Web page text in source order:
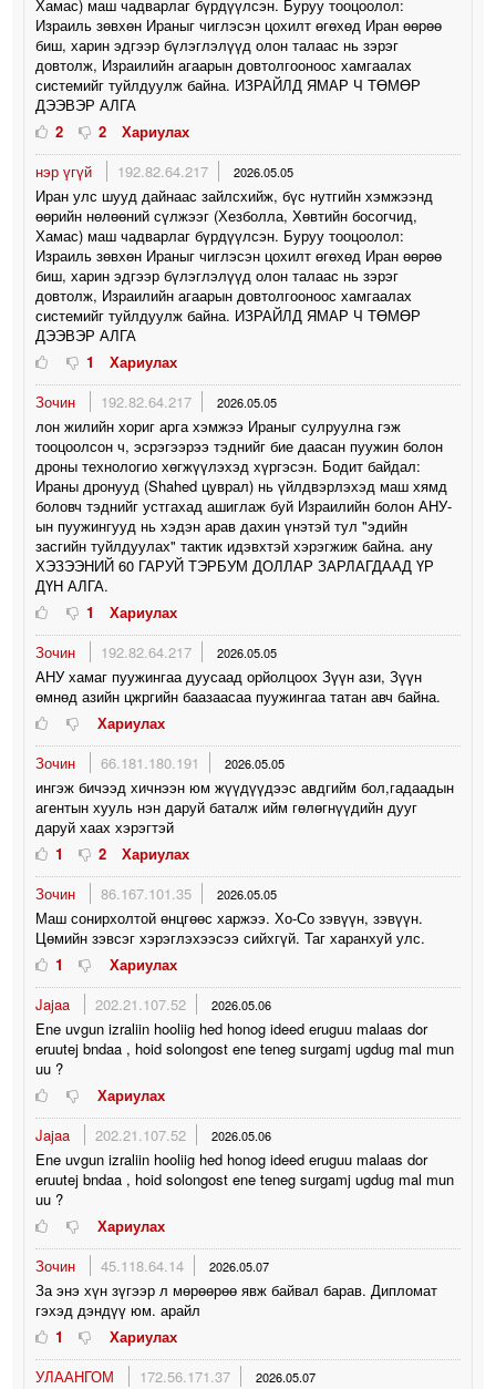
Хамас) маш чадварлаг бүрдүүлсэн. Буруу тооцоолол:
Израиль зөвхөн Ираныг чиглэсэн цохилт өгөхөд Иран өөрөө
биш, харин эдгээр бүлэглэлүүд олон талаас нь зэрэг
довтолж, Израилийн агаарын довтолгооноос хамгаалах
системийг туйлдуулж байна. ИЗРАЙЛД ЯМАР Ч ТӨМӨР
ДЭЭВЭР АЛГА
2
2
Хариулах
нэр үгүй
192.82.64.217 2026.05.05
Иран улс шууд дайнаас зайлсхийж, бүс нутгийн хэмжээнд
өөрийн нөлөөний сүлжээг (Хезболла, Хөвтийн босогчид,
Хамас) маш чадварлаг бүрдүүлсэн. Буруу тооцоолол:
Израиль зөвхөн Ираныг чиглэсэн цохилт өгөхөд Иран өөрөө
биш, харин эдгээр бүлэглэлүүд олон талаас нь зэрэг
довтолж, Израилийн агаарын довтолгооноос хамгаалах
системийг туйлдуулж байна. ИЗРАЙЛД ЯМАР Ч ТӨМӨР
ДЭЭВЭР АЛГА
1
Хариулах
Зочин
192.82.64.217 2026.05.05
лон жилийн хориг арга хэмжээ Ираныг сулруулна гэж
тооцоолсон ч, эсрэгээрээ тэднийг бие даасан пуужин болон
дроны технологио хөгжүүлэхэд хүргэсэн. Бодит байдал:
Ираны дронууд (Shahed цуврал) нь үйлдвэрлэхэд маш хямд
боловч тэднийг устгахад ашиглаж буй Израилийн болон АНУ-
ын пуужингууд нь хэдэн арав дахин үнэтэй тул "эдийн
засгийн туйлдуулах" тактик идэвхтэй хэрэгжиж байна. ану
ХЭЗЭЭНИЙ 60 ГАРУЙ ТЭРБУМ ДОЛЛАР ЗАРЛАГДААД ҮР
ДҮН АЛГА.
1
Хариулах
Зочин
192.82.64.217 2026.05.05
АНУ хамаг пуужингаа дуусаад орйолцоох Зүүн ази, Зүүн
өмнөд азийн цжргийн баазаасаа пуужингаа татан авч байна.
Хариулах
Зочин
66.181.180.191 2026.05.05
ингэж бичээд хичнээн юм жүүдүүдээс авдгийм бол,гадаадын
агентын хууль нэн даруй баталж ийм гөлөгнүүдийн дууг
даруй хаах хэрэгтэй
1
2
Хариулах
Зочин
86.167.101.35 2026.05.05
Маш сонирхолтой өнцгөөс харжээ. Хо-Со зэвүүн, зэвүүн.
Цөмийн зэвсэг хэрэглэхээсээ сийхгүй. Таг харанхуй улс.
1
Хариулах
Jajaa
202.21.107.52 2026.05.06
Ene uvgun izraliin hooliig hed honog ideed eruguu malaas dor
eruutej bndaa , hoid solongost ene teneg surgamj ugdug mal mun
uu ?
Хариулах
Jajaa
202.21.107.52 2026.05.06
Ene uvgun izraliin hooliig hed honog ideed eruguu malaas dor
eruutej bndaa , hoid solongost ene teneg surgamj ugdug mal mun
uu ?
Хариулах
Зочин
45.118.64.14 2026.05.07
За энэ хүн зүгээр л мөрөөрөө явж байвал барав. Дипломат
гэхэд дэндүү юм. арайл
1
Хариулах
УЛААНГОМ
172.56.171.37 2026.05.07